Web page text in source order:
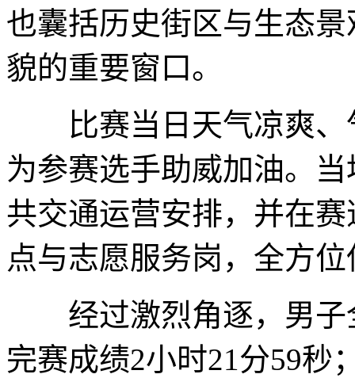
也囊括历史街区与生态
貌的重要窗口。
比赛当日天气凉爽、
为参赛选手助威加油。
共交通运营安排，并在
点与志愿服务岗，全方
经过激烈角逐，男子
完赛成绩2小时21分59秒